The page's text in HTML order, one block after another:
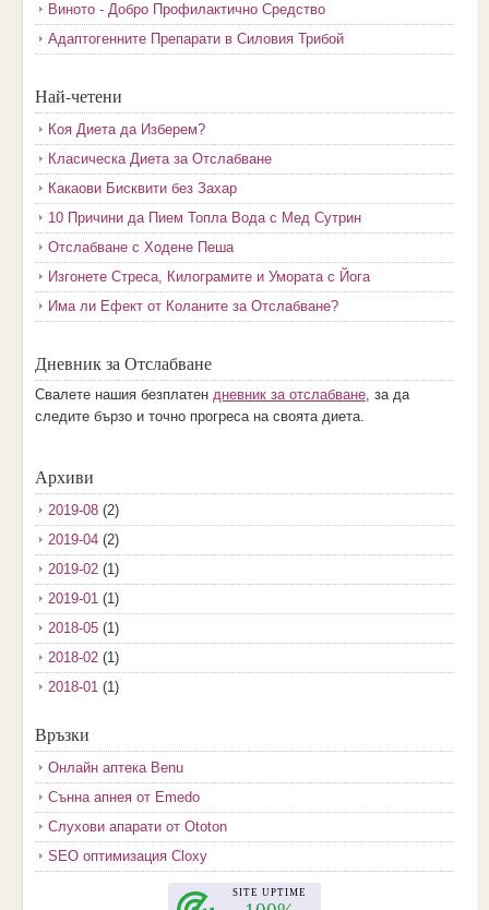
Виното - Добро Профилактично Средство
Адаптогенните Препарати в Силовия Трибой
Най-четени
Коя Диета да Изберем?
Класическа Диета за Отслабване
Какаови Бисквити без Захар
10 Причини да Пием Топла Вода с Мед Сутрин
Отслабване с Ходене Пеша
Изгонете Стреса, Килограмите и Умората с Йога
Има ли Ефект от Коланите за Отслабване?
Дневник за Отслабване
Свалете нашия безплатен дневник за отслабване, за да
следите бързо и точно прогреса на своята диета.
Архиви
2019-08(2)
2019-04(2)
2019-02(1)
2019-01(1)
2018-05(1)
2018-02(1)
2018-01(1)
2017-11
2017-10(3)
2017-08(3)
2017-07(1)
2017-06(2)
Връзки
Онлайн аптека Benu
Сънна апнея от Emedo
Слухови апарати от Ototon
SEO оптимизация Cloxy